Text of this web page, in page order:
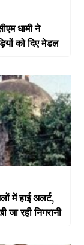
धामी ने
को दिए मेडल
में हाई अलर्ट,
रही निगरानी